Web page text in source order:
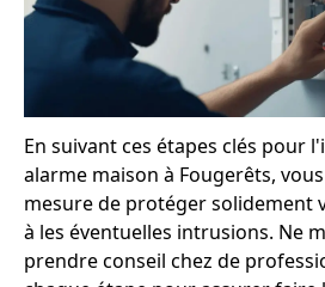
En suivant ces étapes clés pour
alarme maison à Fougerêts,
mesure de protéger solidement
à les éventuelles intrusions. Ne
prendre conseil chez de